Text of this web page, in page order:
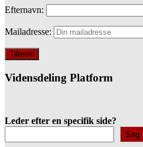
Efternavn:
Mailadresse:
Vidensdeling Platform
Leder efter en specifik side?
Søg